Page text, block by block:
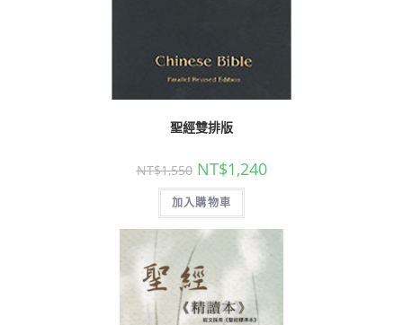
聖經雙排版
NT$1,550 NT$1,240
加入購物車